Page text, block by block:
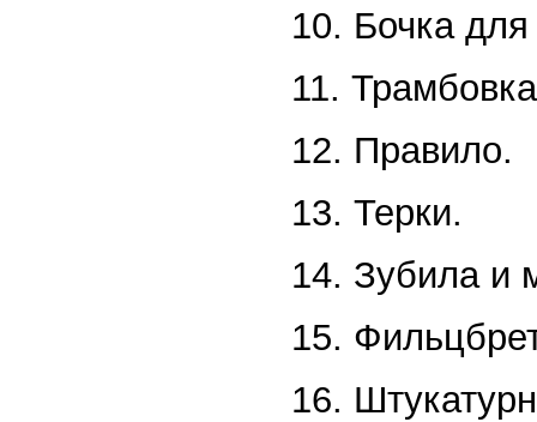
10. Бочка
11.
12. Правило.
13. Терки.
14. Зубила и
15.
16.